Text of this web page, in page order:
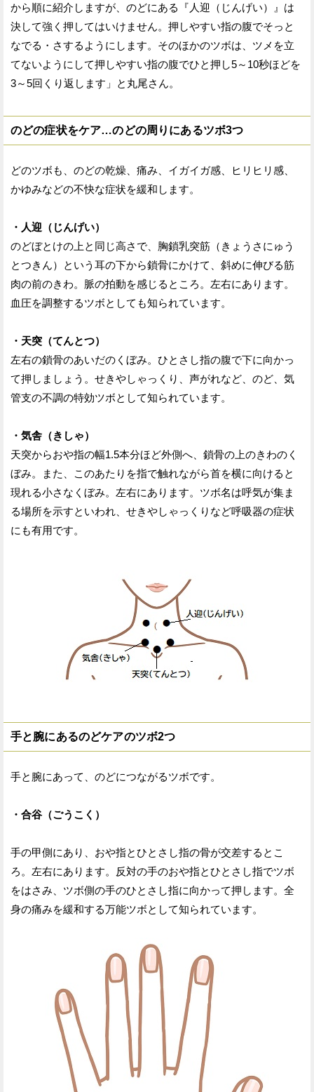
から順に紹介しますが、のどにある『人迎（じんげい）』は
決して強く押してはいけません。押しやすい指の腹でそっと
なでる・さするようにします。そのほかのツボは、ツメを立
てないようにして押しやすい指の腹でひと押し5～10秒ほどを
3～5回くり返します」と丸尾さん。
のどの症状をケア…のどの周りにあるツボ3つ
どのツボも、のどの乾燥、痛み、イガイガ感、ヒリヒリ感、
かゆみなどの不快な症状を緩和します。
・人迎（じんげい）
のどぼとけの上と同じ高さで、胸鎖乳突筋（きょうさにゅう
とつきん）という耳の下から鎖骨にかけて、斜めに伸びる筋
肉の前のきわ。脈の拍動を感じるところ。左右にあります。
血圧を調整するツボとしても知られています。
・天突（てんとつ）
左右の鎖骨のあいだのくぼみ。ひとさし指の腹で下に向かっ
て押しましょう。せきやしゃっくり、声がれなど、のど、気
管支の不調の特効ツボとして知られています。
・気舎（きしゃ）
天突からおや指の幅1.5本分ほど外側へ、鎖骨の上のきわのく
ぼみ。また、このあたりを指で触れながら首を横に向けると
現れる小さなくぼみ。左右にあります。ツボ名は呼気が集ま
る場所を示すといわれ、せきやしゃっくりなど呼吸器の症状
にも有用です。
手と腕にあるのどケアのツボ2つ
手と腕にあって、のどにつながるツボです。
・合谷（ごうこく）
手の甲側にあり、おや指とひとさし指の骨が交差するとこ
ろ。左右にあります。反対の手のおや指とひとさし指でツボ
をはさみ、ツボ側の手のひとさし指に向かって押します。全
身の痛みを緩和する万能ツボとして知られています。